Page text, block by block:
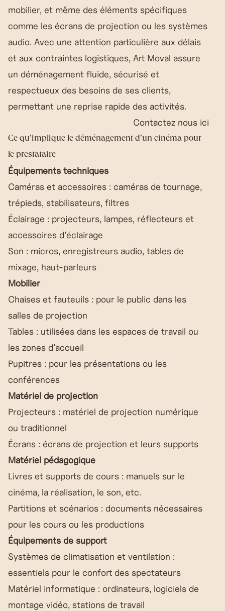
mobilier, et même des éléments spécifiques
comme les écrans de projection ou les systèmes
audio. Avec une attention particulière aux délais
et aux contraintes logistiques, Art Moval assure
un déménagement fluide, sécurisé et
respectueux des besoins de ses clients,
permettant une reprise rapide des activités.
Contactez nous ici
Ce qu’implique le déménagement d’un cinéma pour
le prestataire
Équipements techniques
Caméras et accessoires : caméras de tournage,
trépieds, stabilisateurs, filtres
Éclairage : projecteurs, lampes, réflecteurs et
accessoires d'éclairage
Son : micros, enregistreurs audio, tables de
mixage, haut-parleurs
Mobilier
Chaises et fauteuils : pour le public dans les
salles de projection
Tables : utilisées dans les espaces de travail ou
les zones d'accueil
Pupitres : pour les présentations ou les
conférences
Matériel de projection
Projecteurs : matériel de projection numérique
ou traditionnel
Écrans : écrans de projection et leurs supports
Matériel pédagogique
Livres et supports de cours : manuels sur le
cinéma, la réalisation, le son, etc.
Partitions et scénarios : documents nécessaires
pour les cours ou les productions
Équipements de support
Systèmes de climatisation et ventilation :
essentiels pour le confort des spectateurs
Matériel informatique : ordinateurs, logiciels de
montage vidéo, stations de travail